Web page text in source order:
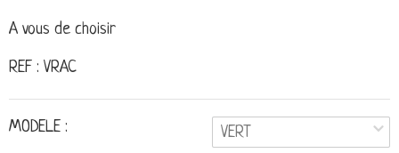
A vous de choisir
REF : VRAC
MODELE : VERT